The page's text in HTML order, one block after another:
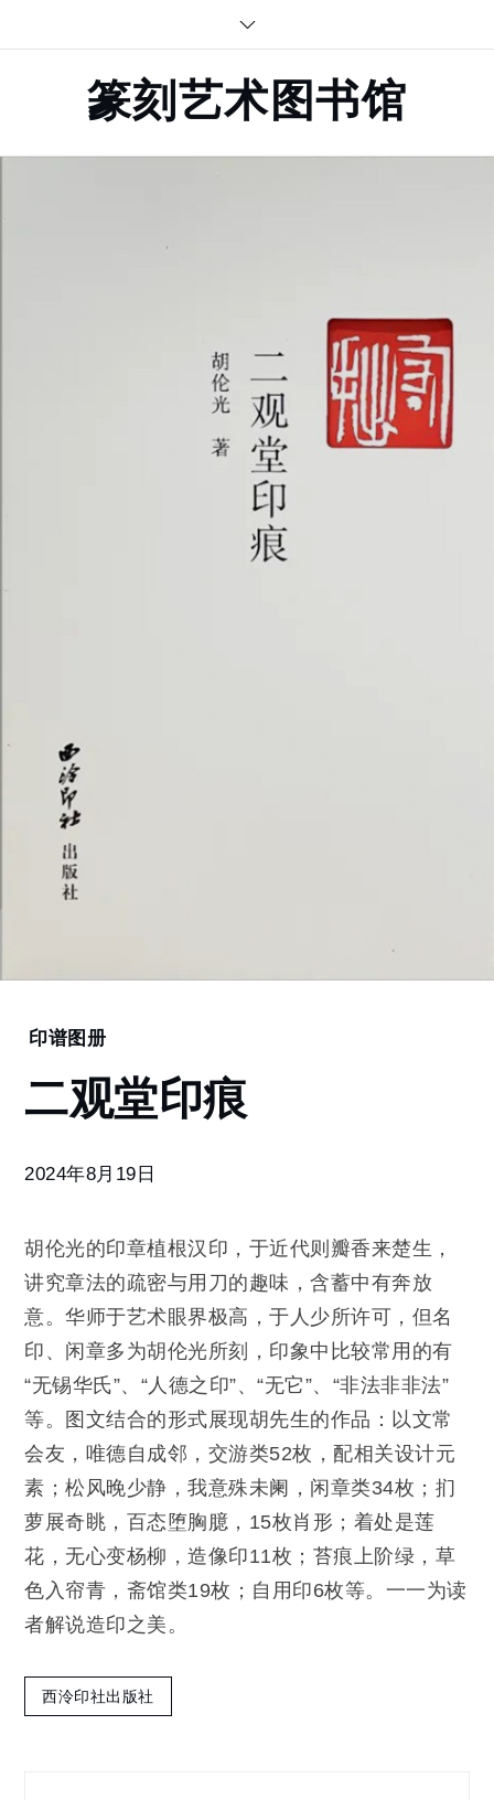
篆刻艺术图书馆
Home
观
堂
痕
印谱图册
二观堂印痕
2024年8月19日
胡伦光的印章植根汉印，于近代则瓣香来楚生，
讲究章法的疏密与用刀的趣味，含蓄中有奔放
意。华师于艺术眼界极高，于人少所许可，但名
印、闲章多为胡伦光所刻，印象中比较常用的有
“无锡华氏”、“人德之印”、“无它”、“非法非非法”
等。图文结合的形式展现胡先生的作品：以文常
会友，唯德自成邻，交游类52枚，配相关设计元
素；松风晚少静，我意殊未阑，闲章类34枚；扪
萝展奇眺，百态堕胸臆，15枚肖形；着处是莲
花，无心变杨柳，造像印11枚；苔痕上阶绿，草
色入帘青，斋馆类19枚；自用印6枚等。一一为读
者解说造印之美。
西泠印社出版社